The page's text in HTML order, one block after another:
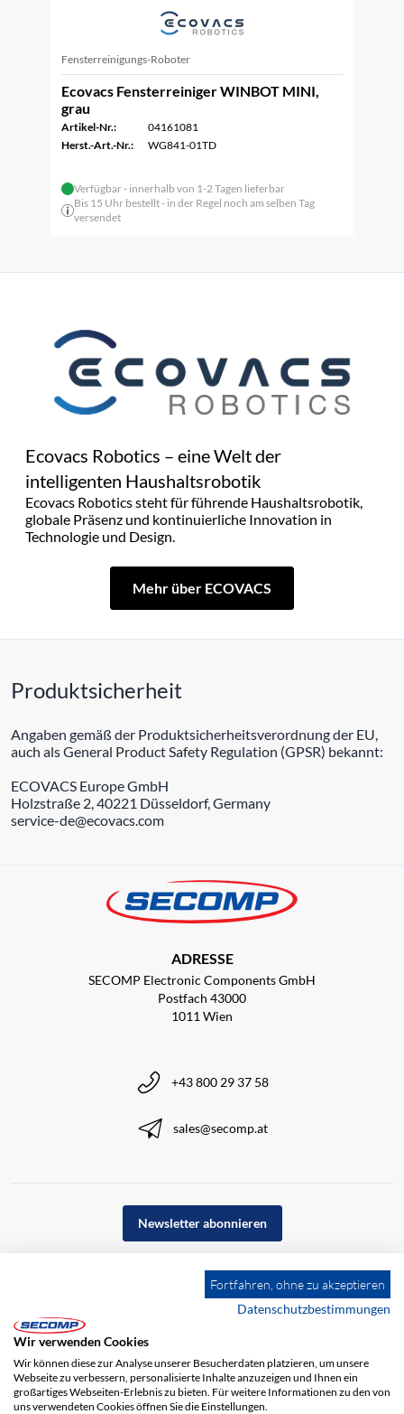
Fensterreinigungs-Roboter
Ecovacs Fensterreiniger WINBOT MINI,
grau
Artikel-Nr.:
04161081
Herst.-Art.-Nr.:
WG841-01TD
Verfügbar - innerhalb von 1-2 Tagen lieferbar
Bis 15 Uhr bestellt - in der Regel noch am selben Tag
versendet
Ecovacs Robotics – eine Welt der
intelligenten Haushaltsrobotik
Ecovacs Robotics steht für führende Haushaltsrobotik,
globale Präsenz und kontinuierliche Innovation in
Technologie und Design.
Mehr über ECOVACS
Produktsicherheit
Angaben gemäß der Produktsicherheitsverordnung der EU,
auch als General Product Safety Regulation (GPSR) bekannt:
ECOVACS Europe GmbH
Holzstraße 2, 40221 Düsseldorf, Germany
service-de@ecovacs.com
ADRESSE
SECOMP Electronic Components GmbH
Postfach 43000
1011 Wien
+43 800 29 37 58
sales@secomp.at
Newsletter abonnieren
Fortfahren, ohne zu akzeptieren
Datenschutzbestimmungen
Wir verwenden Cookies
Wir können diese zur Analyse unserer Besucherdaten platzieren, um unsere
Webseite zu verbessern, personalisierte Inhalte anzuzeigen und Ihnen ein
großartiges Webseiten-Erlebnis zu bieten. Für weitere Informationen zu den von
uns verwendeten Cookies öffnen Sie die Einstellungen.